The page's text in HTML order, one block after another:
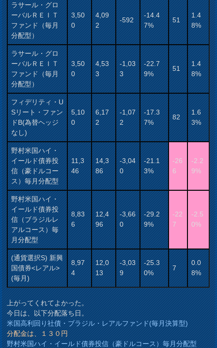
ラサール・グロ
ーバルＲＥＩＴ
ファンド（毎月
分配型）
3,50
0
4,09
2
-592
-14.4
7%
51
1.4
8%
ラサール・グロ
ーバルＲＥＩＴ
ファンド（毎月
分配型）
3,50
0
4,53
3
-1,03
3
-22.7
9%
51
1.4
8%
フィデリティ・U
Sリート・ファン
ドB(為替ヘッジ
なし)
5,10
0
6,17
2
-1,07
2
-17.3
7%
82
1.6
3%
野村米国ハイ・
イールド債券投
信（豪ドルコー
ス）毎月分配型
11,3
46
14,3
86
-3,04
0
-21.1
3%
-26
6
-2.2
9%
野村米国ハイ・
イールド債券投
信（ブラジルレ
アルコース）毎
月分配型
8,83
6
12,4
96
-3,66
0
-29.2
9%
-22
7
-2.5
0%
(通貨選択S) 新興
国債券<レアル>
(毎月)
8,97
4
12,0
13
-3,03
9
-25.3
0%
7
0.0
8%
上がってくれてよかった。
今日は、以下分配落ち日。
米国高利回り社債・ブラジル・レアルファンド(毎月決算型)
分配金は、１３０円
野村米国ハイ・イールド債券投信（豪ドルコース）毎月分配型